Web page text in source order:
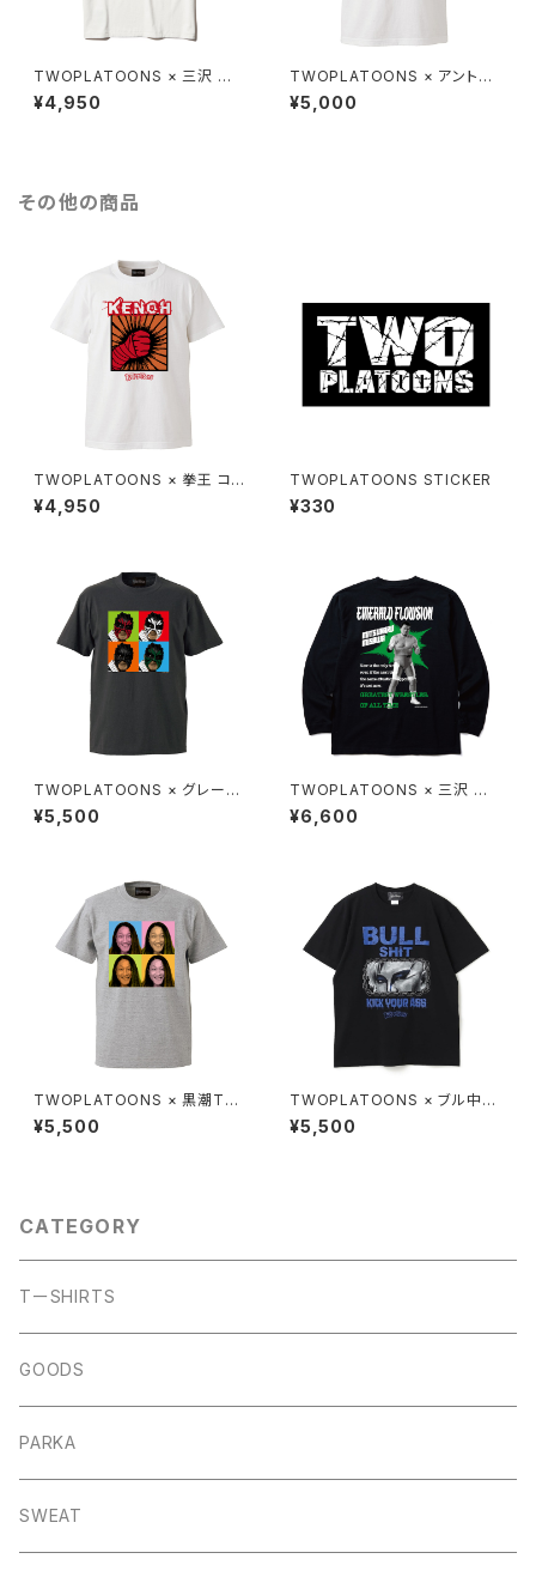
TWOPLATOONS × 三沢 光
晴 コラボレーション-T / WHIT
E
¥4,950
TWOPLATOONS × アントニ
オ猪木 コラボレーション COLL
EGE-T / WHITE
¥5,000
その他の商品
TWOPLATOONS × 拳王 コラ
ボレーション-T / WHITE
¥4,950
TWOPLATOONS STICKER
¥330
TWOPLATOONS × グレート
ムタ NEW FACES-T / CHAR
COAL
¥5,500
TWOPLATOONS × 三沢 光
晴 コラボレーション L/S-T / B
LACK
¥6,600
TWOPLATOONS × 黒潮TO
KYOジャパン コラボレーショ
ン-T / GRAY
¥5,500
TWOPLATOONS × ブル中野
コラボレーション-T / BLACK
¥5,500
CATEGORY
TーSHIRTS
GOODS
PARKA
SWEAT